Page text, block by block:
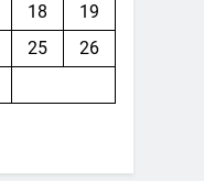
18
19
25
26